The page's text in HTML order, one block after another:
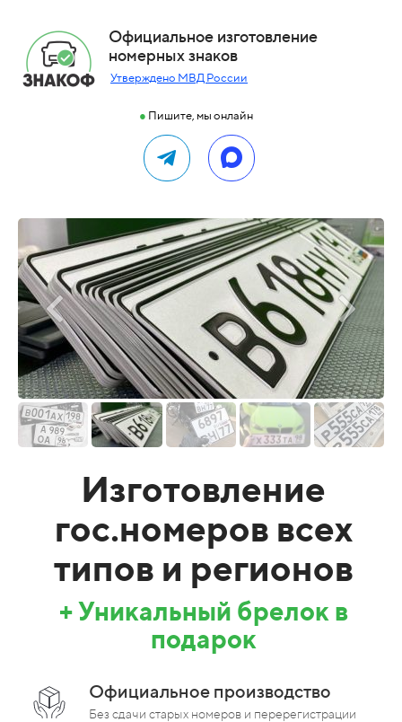
Официальное изготовление
номерных знаков
Утверждено МВД России
● Пишите, мы онлайн
Изготовление
гос.номеров всех
типов и регионов
+ Уникальный брелок в
подарок
Официальное производство
Без сдачи старых номеров и перерегистрации